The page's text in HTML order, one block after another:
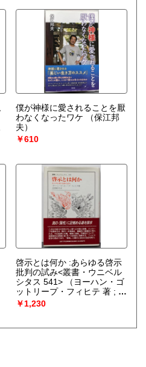
僕が神様に愛されることを厭
わなくなったワケ
（保江邦
夫）
￥610
啓示とは何か :あらゆる啓示
批判の試み<叢書・ウニベル
シタス 541>
（ヨーハン・ゴ
ットリープ・フィヒテ 著 ; 北
岡武司 訳）
￥1,230